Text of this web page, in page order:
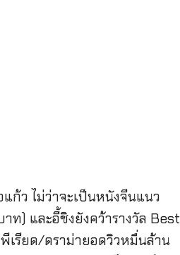
ก้ว ไม่ว่าจะเป็นหนังจีนแนว
ท) และอี้ชิงยังคว้ารางวัล Best
เรียด/ดราม่ายอดวิวหมื่นล้าน